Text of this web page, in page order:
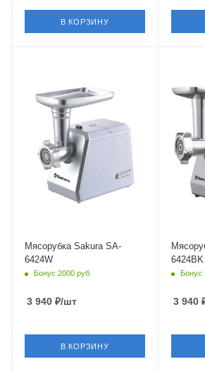
В КОРЗИНУ
Мясорубка Sakura SA-
6424W
Бонус 2000 руб.
3 940 ₽/шт
В КОРЗИНУ
6424BK
Бонус
3 940